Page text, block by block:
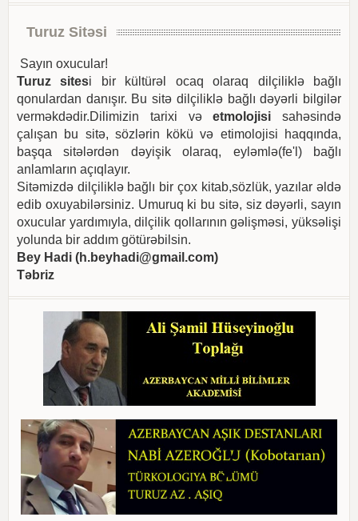
Turuz Sitəsi
Sayın oxucular!
Turuz sitesi bir kültürəl ocaq olaraq dilçiliklə bağlı
qonulardan danışır. Bu sitə dilçiliklə bağlı dəyərli bilgilər
verməkdədir.Dilimizin tarixi vəetmolojisi sahəsində
çalışan bu sitə, sözlərin kökü və etimolojisi haqqında,
başqa sitələrdən dəyişik olaraq, eyləmlə(fe'l) bağlı
anlamların açıqlayır.
Sitəmizdə dilçiliklə bağlı bir çox kitab,sözlük, yazılar əldə
edib oxuyabilərsiniz. Umuruq ki bu sitə, siz dəyərli, sayın
oxucular yardımıyla, dilçilik qollarının gəlişməsi, yüksəlişi
yolunda bir addım götürəbilsin.
Bey Hadi (h.beyhadi@gmail.com)
Təbriz